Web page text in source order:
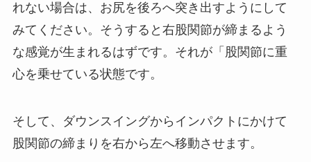
れない場合は、お尻を後ろへ突き出すようにして
みてください。そうすると右股関節が締まるよう
な感覚が生まれるはずです。それが「股関節に重
心を乗せている状態です。
そして、ダウンスイングからインパクトにかけて
股関節の締まりを右から左へ移動させます。